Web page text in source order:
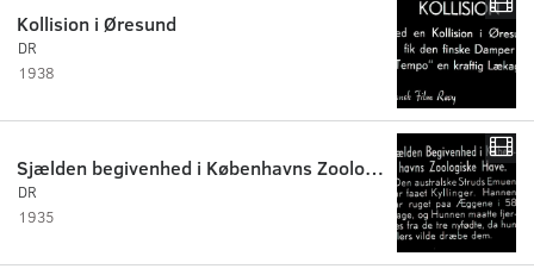
Kollision i Øresund
DR
1938
Sjælden begivenhed i Københavns Zoologiske have
DR
1935